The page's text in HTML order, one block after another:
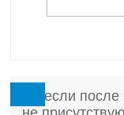
Но если